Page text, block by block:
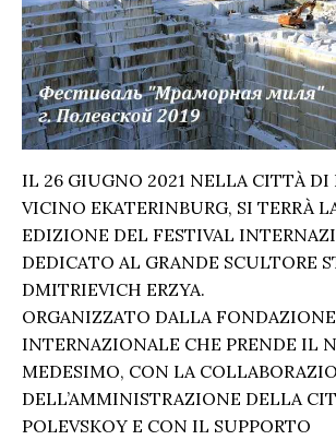
IL 26 GIUGNO 2021 NELLA CITTÀ DI
VICINO EKATERINBURG, SI TERRÀ
EDIZIONE DEL FESTIVAL
DEDICATO AL GRANDE SCULTORE
DMITRIEVICH ERZYA.
ORGANIZZATO DALLA
INTERNAZIONALE CHE PRENDE IL
MEDESIMO, CON LA
DELL’AMMINISTRAZIONE DELLA
POLEVSKOY E CON IL SUPPORTO